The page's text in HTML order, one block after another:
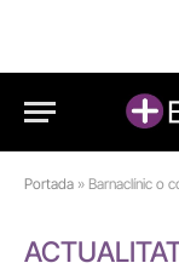
Portada » Barnaclínic o